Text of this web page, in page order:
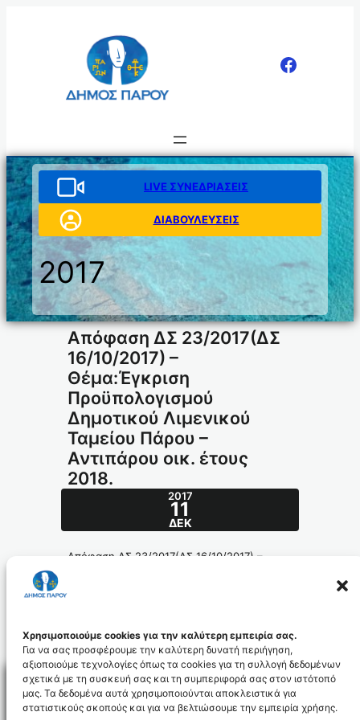
Χρησιμοποιούμε cookies για την καλύτερη εμπειρία σας.
Για να σας προσφέρουμε την καλύτερη δυνατή περιήγηση,
αξιοποιούμε τεχνολογίες όπως τα cookies για τη συλλογή δεδομένων
σχετικά με τη συσκευή σας και τη συμπεριφορά σας στον ιστότοπό
μας. Τα δεδομένα αυτά χρησιμοποιούνται αποκλειστικά για
στατιστικούς σκοπούς και για να βελτιώσουμε την εμπειρία χρήσης.
LIVE ΣΥΝΕΔΡΙΑΣΕΙΣ
ΔΙΑΒΟΥΛΕΥΣΕΙΣ
2017
Απόφαση ΔΣ 23/2017(ΔΣ
16/10/2017) –
Θέμα:Έγκριση
Προϋπολογισμού
Δημοτικού Λιμενικού
Ταμείου Πάρου –
Αντιπάρου οικ. έτους
2018.
2017
11
ΔΕΚ
Απόφαση ΔΣ 23/2017(ΔΣ 16/10/2017) –
345-2017_id5225